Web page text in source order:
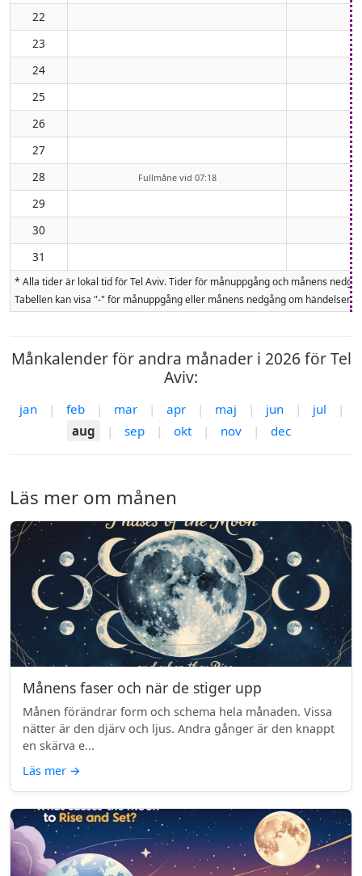
22
23
24
25
26
27
28
Fullmåne vid 07:18
29
30
31
* Alla tider är lokal tid för Tel Aviv. Tider för månuppgång och månens
Tabellen kan visa "-" för månuppgång eller månens nedgång om
Månkalender för andra månader i 2026 för Tel
Aviv:
jan | feb | mar | apr | maj | jun | jul
|
aug
| sep | okt | nov | dec
Läs mer om månen
Månens faser och när de stiger upp
Månen förändrar form och schema hela månaden. Vissa
nätter är den djärv och ljus. Andra gånger är den knappt
en skärva e...
Läs mer →